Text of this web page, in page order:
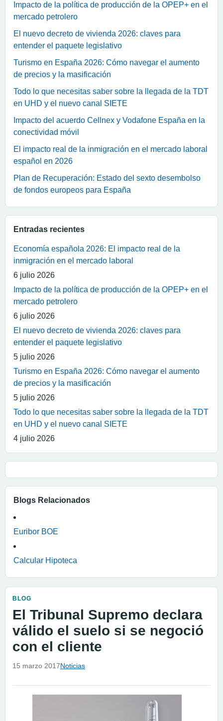
Impacto de la política de producción de la OPEP+ en el
mercado petrolero
El nuevo decreto de vivienda 2026: claves para
entender el paquete legislativo
Turismo en España 2026: Cómo navegar el aumento
de precios y la masificación
Todo lo que necesitas saber sobre la llegada de la TDT
en UHD y el nuevo canal SIETE
Impacto del acuerdo Cellnex y Vodafone España en la
conectividad móvil
El impacto real de la inmigración en el mercado laboral
español en 2026
Plan de Recuperación: Estado del sexto desembolso
de fondos europeos para España
Entradas recientes
Economía española 2026: El impacto real de la
inmigración en el mercado laboral
6 julio 2026
Impacto de la política de producción de la OPEP+ en el
mercado petrolero
6 julio 2026
El nuevo decreto de vivienda 2026: claves para
entender el paquete legislativo
5 julio 2026
Turismo en España 2026: Cómo navegar el aumento
de precios y la masificación
5 julio 2026
Todo lo que necesitas saber sobre la llegada de la TDT
en UHD y el nuevo canal SIETE
4 julio 2026
Blogs Relacionados
Euribor BOE
Calcular Hipoteca
BLOG
El Tribunal Supremo declara
válido el suelo si se negoció
con el cliente
15 marzo 2017Noticias